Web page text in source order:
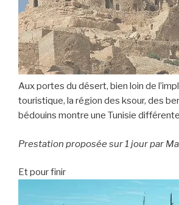
Aux portes du désert, bien loin de
touristique, la région des ksour, des
bédouins montre une Tunisie
Prestation proposée sur 1 jour par
Et pour finir